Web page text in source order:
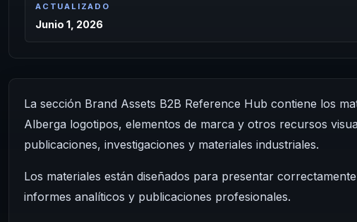
ACTUALIZADO
Junio 1, 2026
La sección Brand Assets B2B Reference Hub contiene los
Alberga logotipos, elementos de marca y otros recursos
publicaciones, investigaciones y materiales industriales.
Los materiales están diseñados para presentar
informes analíticos y publicaciones profesionales.